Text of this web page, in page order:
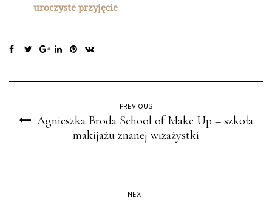
uroczyste przyjęcie
PREVIOUS
Agnieszka Broda School of Make Up – szkoła
makijażu znanej wizażystki
NEXT